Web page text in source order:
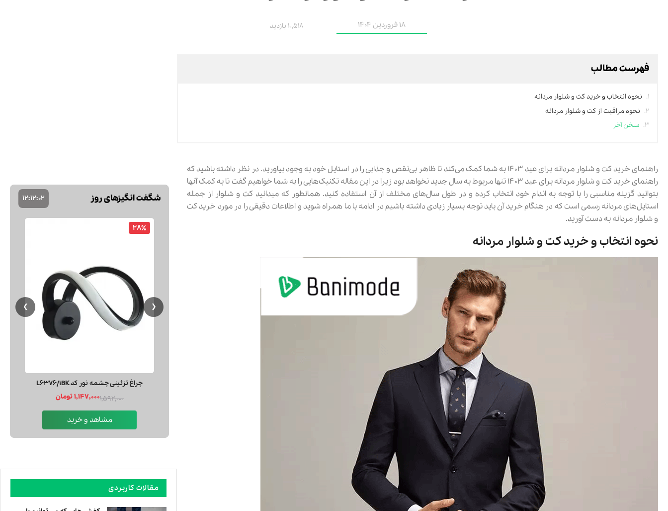
18 فروردین 1404 10,518 بازدید
فهرست مطالب
نحوه انتخاب و خرید کت و شلوار مردانه
نحوه مراقبت از کت و شلوار مردانه
سخن آخر
راهنمای خرید کت و شلوار مردانه برای عید ۱۴۰۳ به شما کمک می‌کند تا ظاهر بی‌نقص و جذابی را در استایل خود به وجود بیاورید. در نظر داشته باشید که
راهنمای خرید کت و شلوار مردانه برای عید ۱۴۰۳ تنها مربوط به سال جدید نخواهد بود زیرا در این مقاله تکنیک‌هایی را به شما خواهیم گفت تا به کمک آنها
بتوانید گزینه مناسبی را با توجه به اندام خود انتخاب کرده و در طول سال‌های مختلف از آن استفاده کنید. همانطور که میدانید کت و شلوار از جمله
استایل‌های مردانه رسمی است که در هنگام خرید آن باید توجه بسیار زیادی داشته باشیم در ادامه با ما همراه شوید و اطلاعات دقیقی را در مورد خرید کت
و شلوار مردانه به دست آورید.
نحوه انتخاب و خرید کت و شلوار مردانه
❯
شگفت انگیزهای روز 12:12:01
28٪
چراغ تزئینی چشمه نور کد L6376/1BK
1,592,0001,147,000 تومان
مشاهد و خرید
1,895,000 663,250 تومان
❮
مقالات کاربردی